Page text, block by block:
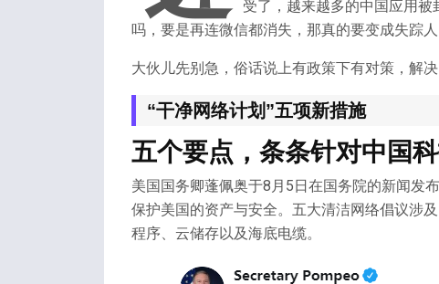
受了，越来越多的中国应用
吗，要是再连微信都消失，那真的要变成失踪人
大伙儿先别急，俗话说上有政策下有对策，解
“干净网络计划”五项新措施
五个要点，条条针对中国
美国国务卿蓬佩奥于8月5日在国务院的新闻发
保护美国的资产与安全。五大清洁网络倡议涉
程序、云储存以及海底电缆。